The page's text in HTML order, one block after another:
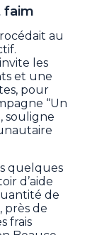
faim
au
les
et une
pour
“Un
souligne
quelques
d’aide
de
près de
frais